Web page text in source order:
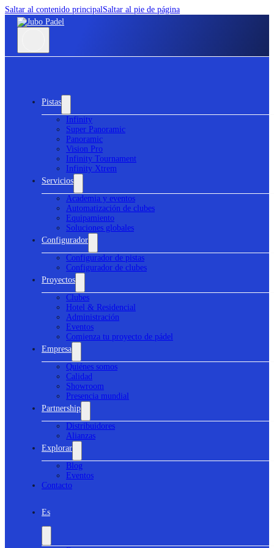
Saltar al contenido principalSaltar al pie de página
Pistas
Infinity
Super Panoramic
Panoramic
Vision Pro
Infinity Tournament
Infinity Xtrem
Servicios
Academia y eventos
Automatización de clubes
Equipamiento
Soluciones globales
Configurador
Configurador de pistas
Configurador de clubes
Proyectos
Clubes
Hotel & Residencial
Administración
Eventos
Comienza tu proyecto de pádel
Empresa
Quiénes somos
Calidad
Showroom
Presencia mundial
Partnership
Distribuidores
Alianzas
Explorar
Blog
Eventos
Contacto
Es